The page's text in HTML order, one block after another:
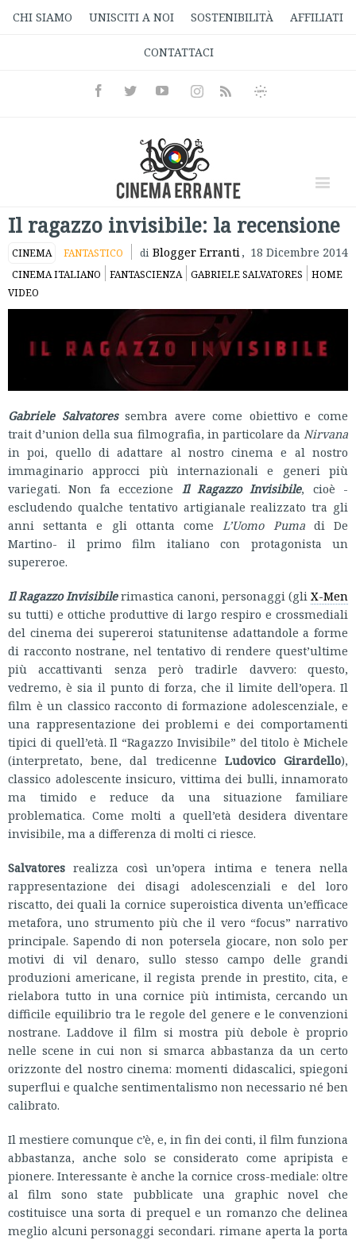
CHI SIAMO UNISCITI A NOI SOSTENIBILITÀ AFFILIATI
CONTATTACI
FacebookTwitterYoutubeInstagramRss
Informativa
Il ragazzo invisibile: la recensione
CINEMA FANTASTICO di Blogger Erranti, 18 Dicembre 2014
CINEMA ITALIANO FANTASCIENZA GABRIELE SALVATORES
HOME
VIDEO
Gabriele Salvatoressembra avere come obiettivo e come
trait d’union della sua filmografia, in particolare da Nirvana
in poi, quello di adattare al nostro cinema e al nostro
immaginario approcci più internazionali e generi più
variegati. Non fa eccezione Il Ragazzo Invisibile, cioè -
escludendo qualche tentativo artigianale realizzato tra gli
anni settanta e gli ottanta comeL’Uomo Pumadi De
Martino- il primo film italiano con protagonista un
supereroe.
Il Ragazzo Invisibilerimastica canoni, personaggi (gli X-Men
su tutti) e ottiche produttive di largo respiro e crossmediali
del cinema dei supereroi statunitense adattandole a forme
di racconto nostrane, nel tentativo di rendere quest’ultime
più accattivanti senza però tradirle davvero: questo,
vedremo, è sia il punto di forza, che il limite dell’opera. Il
film è un classico racconto di formazione adolescenziale, e
una rappresentazione dei problemi e dei comportamenti
tipici di quell’età. Il “Ragazzo Invisibile” del titolo è Michele
(interpretato, bene, dal tredicenne Ludovico Girardello),
classico adolescente insicuro, vittima dei bulli, innamorato
ma timido e reduce da una situazione familiare
problematica. Come molti a quell’età desidera diventare
invisibile, ma a differenza di molti ci riesce.
Salvatores realizza così un’opera intima e tenera nella
rappresentazione dei disagi adolescenziali e del loro
riscatto, dei quali la cornice superoistica diventa un’efficace
metafora, uno strumento più che il vero “focus” narrativo
principale. Sapendo di non potersela giocare, non solo per
motivi di vil denaro, sullo stesso campo delle grandi
produzioni americane, il regista prende in prestito, cita, e
rielabora tutto in una cornice più intimista, cercando un
difficile equilibrio tra le regole del genere e le convenzioni
nostrane. Laddove il film si mostra più debole è proprio
nelle scene in cui non si smarca abbastanza da un certo
orizzonte del nostro cinema: momenti didascalici, spiegoni
superflui e qualche sentimentalismo non necessario né ben
calibrato.
Il mestiere comunque c’è, e, in fin dei conti, il film funziona
abbastanza, anche solo se considerato come apripista e
pionere. Interessante è anche la cornice cross-mediale: oltre
al film sono state pubblicate una graphic novel che
costituisce una sorta di prequel e un romanzo che delinea
meglio alcuni personaggi secondari. rimane aperta la porta